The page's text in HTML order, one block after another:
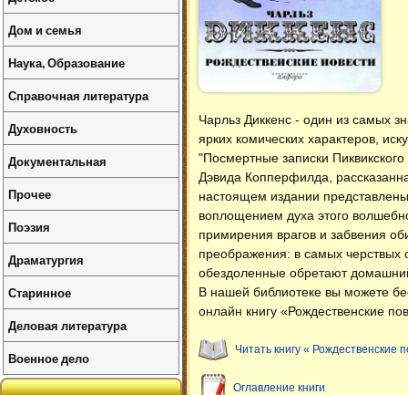
Чарльз Диккенс - один из самых
ярких комических характеров,
"Посмертные записки
Дэвида Копперфилда,
настоящем издании
воплощением духа этого
примирения врагов и забвения
преображения: в самых черствых
обездоленные обретают
В нашей библиотеке вы можете
онлайн книгу «Рождественские
Читать книгу « Рождественские
Оглавление книги
Дом и семья
Наука, Образование
Справочная литература
Духовность
Документальная
Прочее
Поэзия
Драматургия
Старинное
Деловая литература
Военное дело